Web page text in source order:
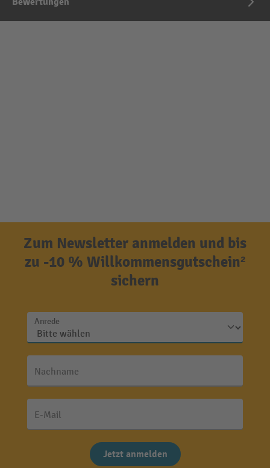
Zum Newsletter anmelden und bis
zu -10 % Willkommensgutschein²
sichern
Anrede
Nachname
E-Mail
Jetzt anmelden